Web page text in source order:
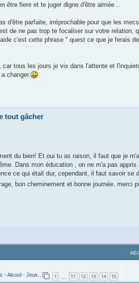
être fiere et te juger digne d'être aimée ..
d'être parfaite, irréprochable pour que les
de ne pas trop te focaliser sur votre
c'est cette phrase " quest ce que je ferais
tous les jours je vis dans l'attente et
changer.
tout gâcher
du bien! Et oui tu as raison, il faut que je
Dans mon éducation , on ne m'a pas
ce qui était dur, cependant, il faut savoir se
bon cheminement et bonne journée, merci
- Alcool - Jeux... 1 11 12 13 14 15